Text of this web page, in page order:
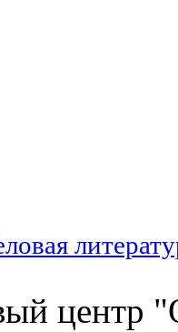
центр